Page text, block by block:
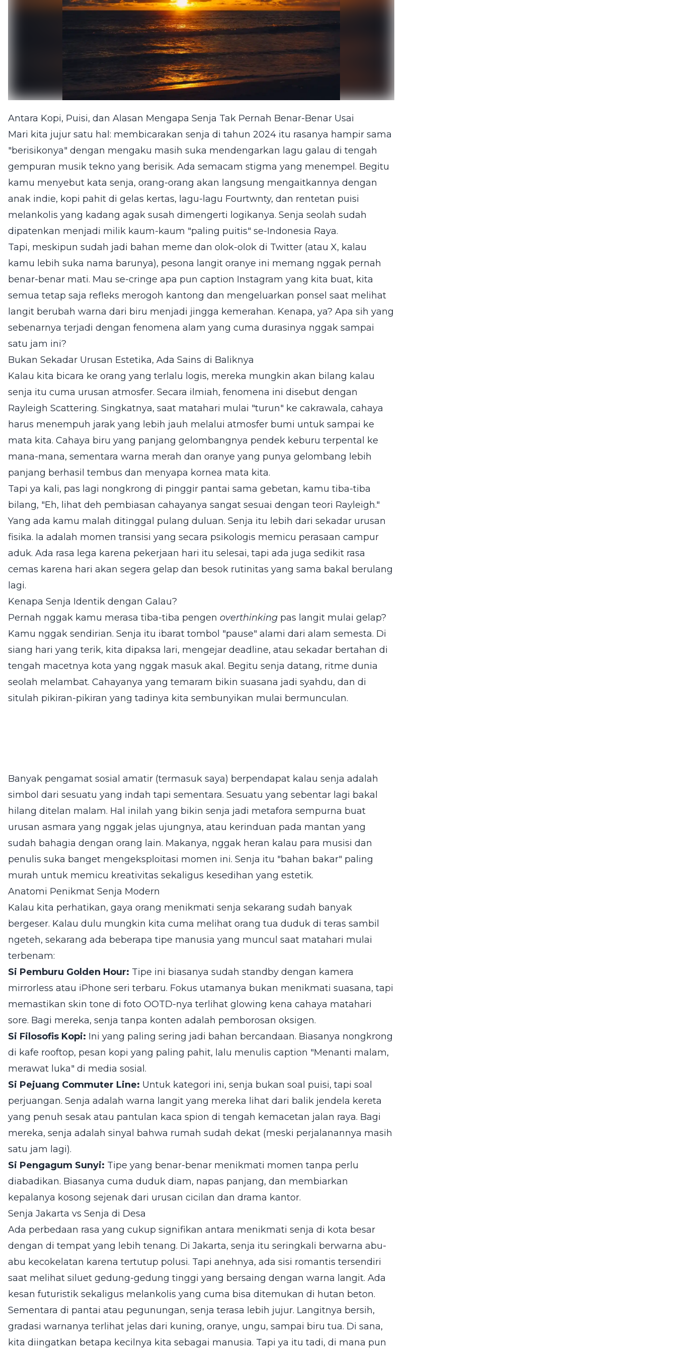
Antara Kopi, Puisi, dan Alasan Mengapa Senja Tak Pernah Benar-Benar Usai
Mari kita jujur satu hal: membicarakan senja di tahun 2024 itu rasanya hampir sama
"berisikonya" dengan mengaku masih suka mendengarkan lagu galau di tengah
gempuran musik tekno yang berisik. Ada semacam stigma yang menempel. Begitu
kamu menyebut kata senja, orang-orang akan langsung mengaitkannya dengan
anak indie, kopi pahit di gelas kertas, lagu-lagu Fourtwnty, dan rentetan puisi
melankolis yang kadang agak susah dimengerti logikanya. Senja seolah sudah
dipatenkan menjadi milik kaum-kaum "paling puitis" se-Indonesia Raya.
Tapi, meskipun sudah jadi bahan meme dan olok-olok di Twitter (atau X, kalau
kamu lebih suka nama barunya), pesona langit oranye ini memang nggak pernah
benar-benar mati. Mau se-cringe apa pun caption Instagram yang kita buat, kita
semua tetap saja refleks merogoh kantong dan mengeluarkan ponsel saat melihat
langit berubah warna dari biru menjadi jingga kemerahan. Kenapa, ya? Apa sih yang
sebenarnya terjadi dengan fenomena alam yang cuma durasinya nggak sampai
satu jam ini?
Bukan Sekadar Urusan Estetika, Ada Sains di Baliknya
Kalau kita bicara ke orang yang terlalu logis, mereka mungkin akan bilang kalau
senja itu cuma urusan atmosfer. Secara ilmiah, fenomena ini disebut dengan
Rayleigh Scattering. Singkatnya, saat matahari mulai "turun" ke cakrawala, cahaya
harus menempuh jarak yang lebih jauh melalui atmosfer bumi untuk sampai ke
mata kita. Cahaya biru yang panjang gelombangnya pendek keburu terpental ke
mana-mana, sementara warna merah dan oranye yang punya gelombang lebih
panjang berhasil tembus dan menyapa kornea mata kita.
Tapi ya kali, pas lagi nongkrong di pinggir pantai sama gebetan, kamu tiba-tiba
bilang, "Eh, lihat deh pembiasan cahayanya sangat sesuai dengan teori Rayleigh."
Yang ada kamu malah ditinggal pulang duluan. Senja itu lebih dari sekadar urusan
fisika. Ia adalah momen transisi yang secara psikologis memicu perasaan campur
aduk. Ada rasa lega karena pekerjaan hari itu selesai, tapi ada juga sedikit rasa
cemas karena hari akan segera gelap dan besok rutinitas yang sama bakal berulang
lagi.
Kenapa Senja Identik dengan Galau?
Pernah nggak kamu merasa tiba-tiba pengen overthinking pas langit mulai gelap?
Kamu nggak sendirian. Senja itu ibarat tombol "pause" alami dari alam semesta. Di
siang hari yang terik, kita dipaksa lari, mengejar deadline, atau sekadar bertahan di
tengah macetnya kota yang nggak masuk akal. Begitu senja datang, ritme dunia
seolah melambat. Cahayanya yang temaram bikin suasana jadi syahdu, dan di
situlah pikiran-pikiran yang tadinya kita sembunyikan mulai bermunculan.
Banyak pengamat sosial amatir (termasuk saya) berpendapat kalau senja adalah
simbol dari sesuatu yang indah tapi sementara. Sesuatu yang sebentar lagi bakal
hilang ditelan malam. Hal inilah yang bikin senja jadi metafora sempurna buat
urusan asmara yang nggak jelas ujungnya, atau kerinduan pada mantan yang
sudah bahagia dengan orang lain. Makanya, nggak heran kalau para musisi dan
penulis suka banget mengeksploitasi momen ini. Senja itu "bahan bakar" paling
murah untuk memicu kreativitas sekaligus kesedihan yang estetik.
Anatomi Penikmat Senja Modern
Kalau kita perhatikan, gaya orang menikmati senja sekarang sudah banyak
bergeser. Kalau dulu mungkin kita cuma melihat orang tua duduk di teras sambil
ngeteh, sekarang ada beberapa tipe manusia yang muncul saat matahari mulai
terbenam:
Si Pemburu Golden Hour: Tipe ini biasanya sudah standby dengan kamera
mirrorless atau iPhone seri terbaru. Fokus utamanya bukan menikmati suasana, tapi
memastikan skin tone di foto OOTD-nya terlihat glowing kena cahaya matahari
sore. Bagi mereka, senja tanpa konten adalah pemborosan oksigen.
Si Filosofis Kopi: Ini yang paling sering jadi bahan bercandaan. Biasanya nongkrong
di kafe rooftop, pesan kopi yang paling pahit, lalu menulis caption "Menanti malam,
merawat luka" di media sosial.
Si Pejuang Commuter Line: Untuk kategori ini, senja bukan soal puisi, tapi soal
perjuangan. Senja adalah warna langit yang mereka lihat dari balik jendela kereta
yang penuh sesak atau pantulan kaca spion di tengah kemacetan jalan raya. Bagi
mereka, senja adalah sinyal bahwa rumah sudah dekat (meski perjalanannya masih
satu jam lagi).
Si Pengagum Sunyi: Tipe yang benar-benar menikmati momen tanpa perlu
diabadikan. Biasanya cuma duduk diam, napas panjang, dan membiarkan
kepalanya kosong sejenak dari urusan cicilan dan drama kantor.
Senja Jakarta vs Senja di Desa
Ada perbedaan rasa yang cukup signifikan antara menikmati senja di kota besar
dengan di tempat yang lebih tenang. Di Jakarta, senja itu seringkali berwarna abu-
abu kecokelatan karena tertutup polusi. Tapi anehnya, ada sisi romantis tersendiri
saat melihat siluet gedung-gedung tinggi yang bersaing dengan warna langit. Ada
kesan futuristik sekaligus melankolis yang cuma bisa ditemukan di hutan beton.
Sementara di pantai atau pegunungan, senja terasa lebih jujur. Langitnya bersih,
gradasi warnanya terlihat jelas dari kuning, oranye, ungu, sampai biru tua. Di sana,
kita diingatkan betapa kecilnya kita sebagai manusia. Tapi ya itu tadi, di mana pun